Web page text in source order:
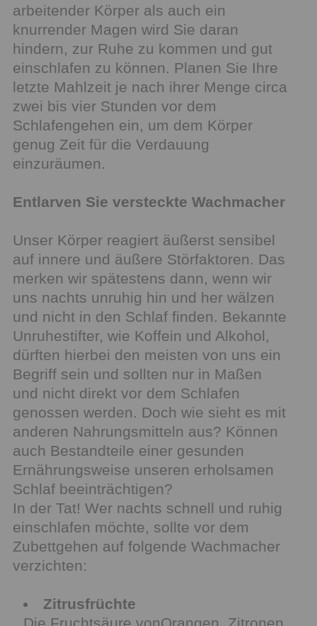
arbeitender Körper als auch ein
knurrender Magen wird Sie daran
hindern, zur Ruhe zu kommen und gut
einschlafen zu können. Planen Sie Ihre
letzte Mahlzeit je nach ihrer Menge circa
zwei bis vier Stunden vor dem
Schlafengehen ein, um dem Körper
genug Zeit für die Verdauung
einzuräumen.
Entlarven Sie versteckte Wachmacher
Unser Körper reagiert äußerst sensibel
auf innere und äußere Störfaktoren. Das
merken wir spätestens dann, wenn wir
uns nachts unruhig hin und her wälzen
und nicht in den Schlaf finden. Bekannte
Unruhestifter, wie Koffein und Alkohol,
dürften hierbei den meisten von uns ein
Begriff sein und sollten nur in Maßen
und nicht direkt vor dem Schlafen
genossen werden. Doch wie sieht es mit
anderen Nahrungsmitteln aus? Können
auch Bestandteile einer gesunden
Ernährungsweise unseren erholsamen
Schlaf beeinträchtigen?
In der Tat! Wer nachts schnell und ruhig
einschlafen möchte, sollte vor dem
Zubettgehen auf folgende Wachmacher
verzichten:
Zitrusfrüchte